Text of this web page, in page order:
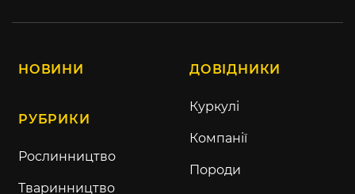
НОВИНИ
РУБРИКИ
Рослинництво
Тваринництво
ДОВІДНИКИ
Куркулі
Компанії
Породи